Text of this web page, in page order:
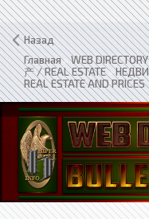
Назад
Главная»WEB
产 / REAL ESTATE»
REAL ESTATE AND PRICES